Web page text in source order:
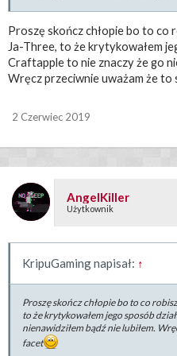
Proszę skończ chłopie bo to co
Ja-Three, to że krytykowałem
Craftapple to nie znaczy że go
Wręcz przeciwnie uważam że
2 Czerwiec 2019
AngelKiller
Użytkownik
KripuGaming napisał: ↑
Proszę skończ chłopie bo to co
to że krytykowałem jego sposób
nienawidziłem bądź nie lubiłem.
facet